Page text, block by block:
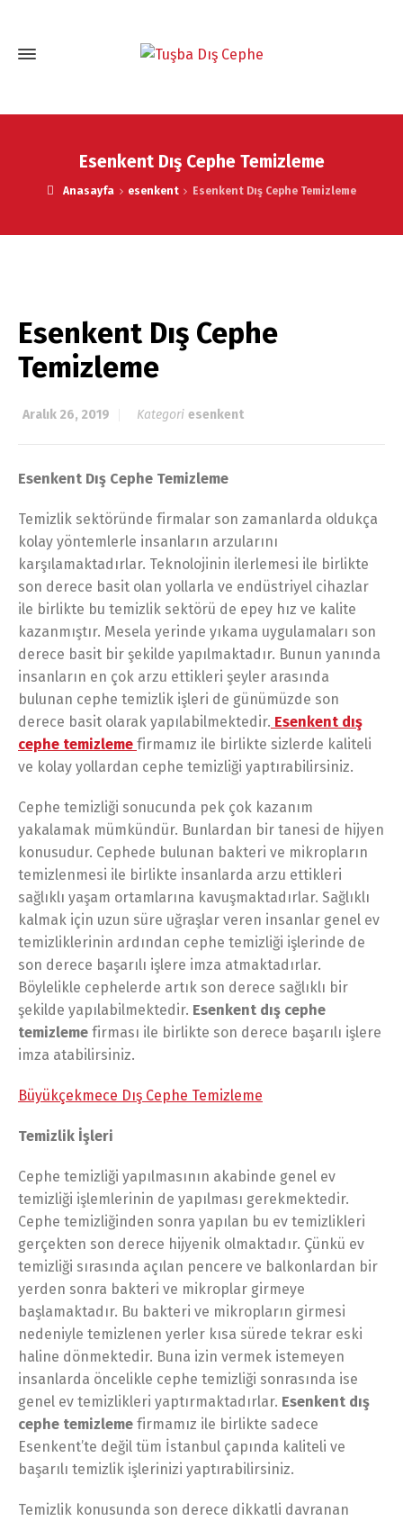
Esenkent Dış Cephe Temizleme
Anasayfa esenkent Esenkent Dış Cephe Temizleme
Esenkent Dış Cephe
Temizleme
Aralık 26, 2019 Kategori esenkent
Esenkent Dış Cephe Temizleme
Temizlik sektöründe firmalar son zamanlarda oldukça
kolay yöntemlerle insanların arzularını
karşılamaktadırlar. Teknolojinin ilerlemesi ile birlikte
son derece basit olan yollarla ve endüstriyel cihazlar
ile birlikte bu temizlik sektörü de epey hız ve kalite
kazanmıştır. Mesela yerinde yıkama uygulamaları son
derece basit bir şekilde yapılmaktadır. Bunun yanında
insanların en çok arzu ettikleri şeyler arasında
bulunan cephe temizlik işleri de günümüzde son
derece basit olarak yapılabilmektedir. Esenkent dış
cephe temizleme firmamız ile birlikte sizlerde kaliteli
ve kolay yollardan cephe temizliği yaptırabilirsiniz.
Cephe temizliği sonucunda pek çok kazanım
yakalamak mümkündür. Bunlardan bir tanesi de hijyen
konusudur. Cephede bulunan bakteri ve mikropların
temizlenmesi ile birlikte insanlarda arzu ettikleri
sağlıklı yaşam ortamlarına kavuşmaktadırlar. Sağlıklı
kalmak için uzun süre uğraşlar veren insanlar genel ev
temizliklerinin ardından cephe temizliği işlerinde de
son derece başarılı işlere imza atmaktadırlar.
Böylelikle cephelerde artık son derece sağlıklı bir
şekilde yapılabilmektedir. Esenkent dış cephe
temizleme firması ile birlikte son derece başarılı işlere
imza atabilirsiniz.
Büyükçekmece Dış Cephe Temizleme
Temizlik İşleri
Cephe temizliği yapılmasının akabinde genel ev
temizliği işlemlerinin de yapılması gerekmektedir.
Cephe temizliğinden sonra yapılan bu ev temizlikleri
gerçekten son derece hijyenik olmaktadır. Çünkü ev
temizliği sırasında açılan pencere ve balkonlardan bir
yerden sonra bakteri ve mikroplar girmeye
başlamaktadır. Bu bakteri ve mikropların girmesi
nedeniyle temizlenen yerler kısa sürede tekrar eski
haline dönmektedir. Buna izin vermek istemeyen
insanlarda öncelikle cephe temizliği sonrasında ise
genel ev temizlikleri yaptırmaktadırlar. Esenkent dış
cephe temizleme firmamız ile birlikte sadece
Esenkent’te değil tüm İstanbul çapında kaliteli ve
başarılı temizlik işlerinizi yaptırabilirsiniz.
Temizlik konusunda son derece dikkatli davranan